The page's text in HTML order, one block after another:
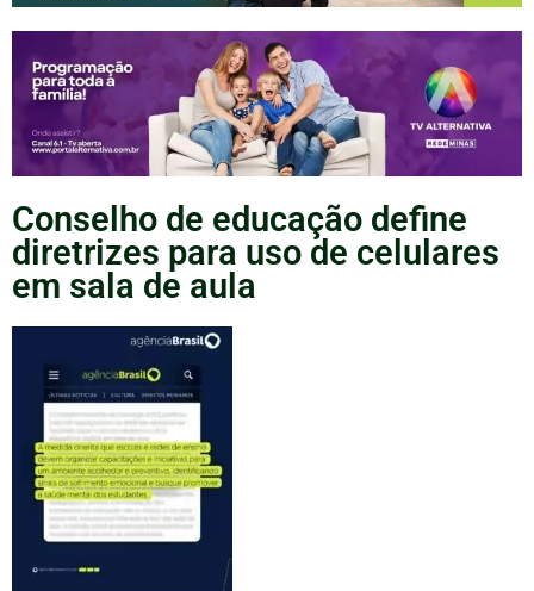
Conselho de educação define
diretrizes para uso de celulares
em sala de aula